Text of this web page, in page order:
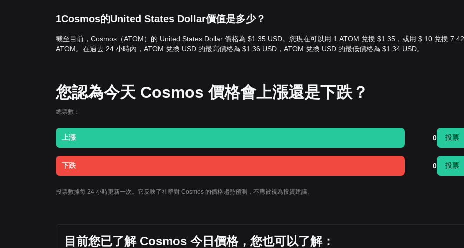
1Cosmos的United States Dollar價值是多少？
截至目前，Cosmos（ATOM）的 United States Dollar 價格為 $1.35 USD。您現在可以用 1 ATOM 兌換 $1.35，或用 $ 10 兌換 7.42
ATOM。在過去 24 小時內，ATOM 兌換 USD 的最高價格為 $1.36 USD，ATOM 兌換 USD 的最低價格為 $1.34 USD。
您認為今天 Cosmos 價格會上漲還是下跌？
總票數：
上漲 0 投票
下跌 0 投票
投票數據每 24 小時更新一次。它反映了社群對 Cosmos 的價格趨勢預測，不應被視為投資建議。
目前您已了解 Cosmos 今日價格，您也可以了解：